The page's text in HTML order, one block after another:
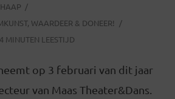
, WAARDEER & DONEER!
4 MINUTEN LEESTIJD
op 3 februari van dit jaar
van Maas Theater&Dans.